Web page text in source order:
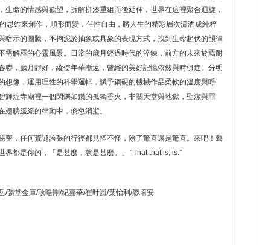
命的情感與欲望，拆解拼湊重組而後延伸，世界在這裡聚合迴旋，
思維來創作，順形而變，任性自由，將人生的精彩層次瀟洒成純粹
暗示的圖騰，不拘泥於抽象或具象的表現方式，找到生命起伏的韻律
需解釋的心靈風景。日常的歲月經過時代的淬鍊，前方的未來於焉耐
聯，歲月靜好，縱使年華漸遠，曾經的美好記憶依然與時俱進。分明
想像，運用理性的科學邏輯，賦予鋼硬的機械作品柔軟的溫度與呼
輝煌寺廟裡一個閃爍如鑽的孤獨香火，非關天堂與地獄，聖潔與罪
膀緩緩的律動中，倏忽消逝。
密，任何荒誕誇張的行徑都見怪不怪，除了驚喜還是驚喜。來吧！藝
都是你的，「是甚麼，就是甚麼。」 “That that is, is.”
/張堂金庫/耿晧剛/紀嘉華/崔旴嵐/葉怡利/廖堉安